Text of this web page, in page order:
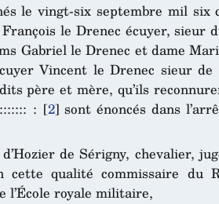
le vingt-six septembre mil
le Drenec écuyer,
Gabriel le Drenec et dame
Vincent le Drenec sieur
père et mère, qu’ils
: [2] sont énoncés dans
de Sérigny, chevalier,
cette qualité commissaire du
l’École royale militaire,